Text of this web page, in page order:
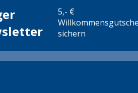
5,- €
sichern